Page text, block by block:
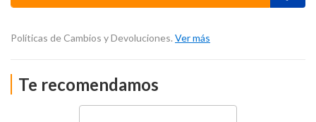
Políticas de Cambios y Devoluciones. Ver más
Te recomendamos